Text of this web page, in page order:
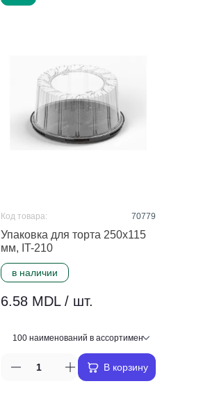
в наличии
Упаковка для торта 250x115
мм, IT-210
Код товара: 70779
6.58 MDL / шт.
В корзину